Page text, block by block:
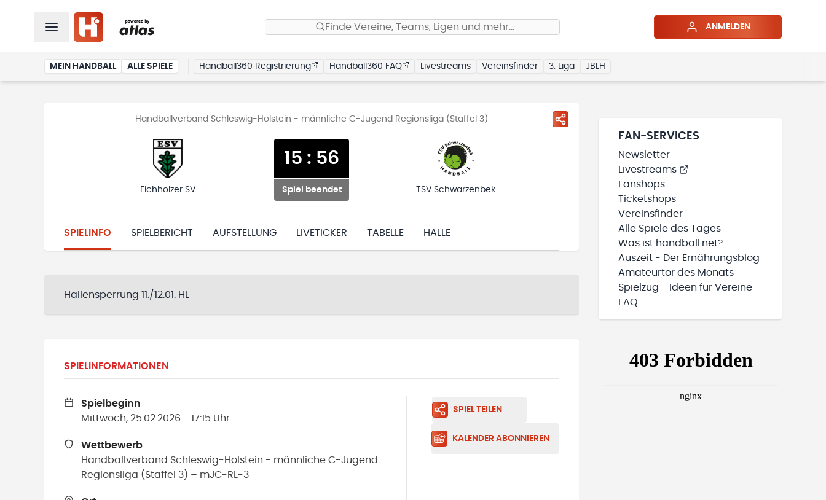
Finde Vereine, Teams, Ligen und mehr… ANMELDEN
MEIN HANDBALL ALLE SPIELE Handball360 Registrierung Handball360 FAQ Livestreams Vereinsfinder 3. Liga JBLH
Handballverband Schleswig-Holstein - männliche C-Jugend Regionsliga (Staffel 3)
Eichholzer SV
15 : 56
Spiel beendet TSV Schwarzenbek
SPIELINFO SPIELBERICHT AUFSTELLUNG LIVETICKER TABELLE HALLE
Hallensperrung 11./12.01. HL
SPIELINFORMATIONEN
Spielbeginn
Mittwoch, 25.02.2026 - 17:15 Uhr
Wettbewerb
Handballverband Schleswig-Holstein - männliche C-Jugend
Regionsliga (Staffel 3) – mJC-RL-3
SPIEL TEILEN
KALENDER ABONNIEREN
FAN-SERVICES
Newsletter
Livestreams
Fanshops
Ticketshops
Vereinsfinder
Alle Spiele des Tages
Was ist handball.net?
Auszeit - Der Ernährungsblog
Amateurtor des Monats
Spielzug - Ideen für Vereine
FAQ